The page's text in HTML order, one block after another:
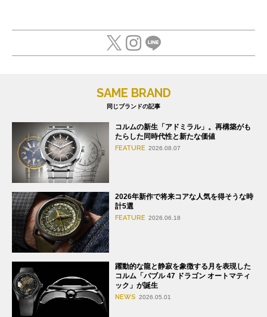
SAME BRAND
同じブランドの記事
コルムの新生「アドミラル」。再構築がも
たらした同時代性と新たな価値
FEATURE 2026.08.07
2026年新作で将来コアな人気を得そうな時
計5選
FEATURE 2026.06.18
躍動的な龍と静寂を象徴する月を表現した
コルム「バブル 47 ドラゴン オートマティ
ック」が誕生
NEWS 2026.05.01